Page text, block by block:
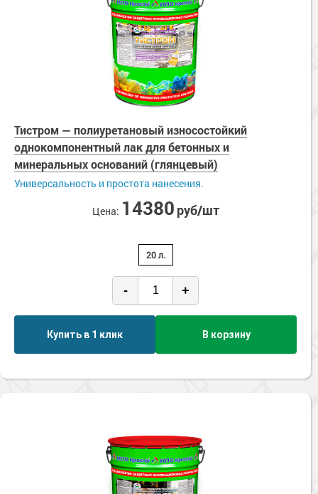
Тистром — полиуретановый износостойкий
однокомпонентный лак для бетонных и
минеральных оснований (глянцевый)
Универсальность и простота нанесения.
Цена: 14380 руб/шт
20 л.
- +
Купить в 1 клик В корзину